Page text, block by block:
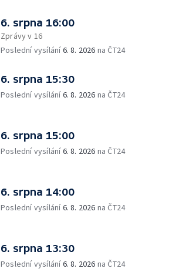
6. srpna 16:00
Zprávy v 16
Poslední vysílání6. 8. 2026 na ČT24
6. srpna 15:30
Poslední vysílání6. 8. 2026 na ČT24
6. srpna 15:00
Poslední vysílání6. 8. 2026 na ČT24
6. srpna 14:00
Poslední vysílání6. 8. 2026 na ČT24
6. srpna 13:30
Poslední vysílání6. 8. 2026 na ČT24